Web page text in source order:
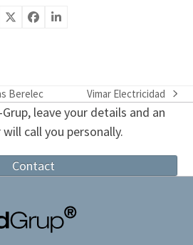
Berelec
next
post:
Vimar Electricidad
leave your details and an
call you personally.
Contact